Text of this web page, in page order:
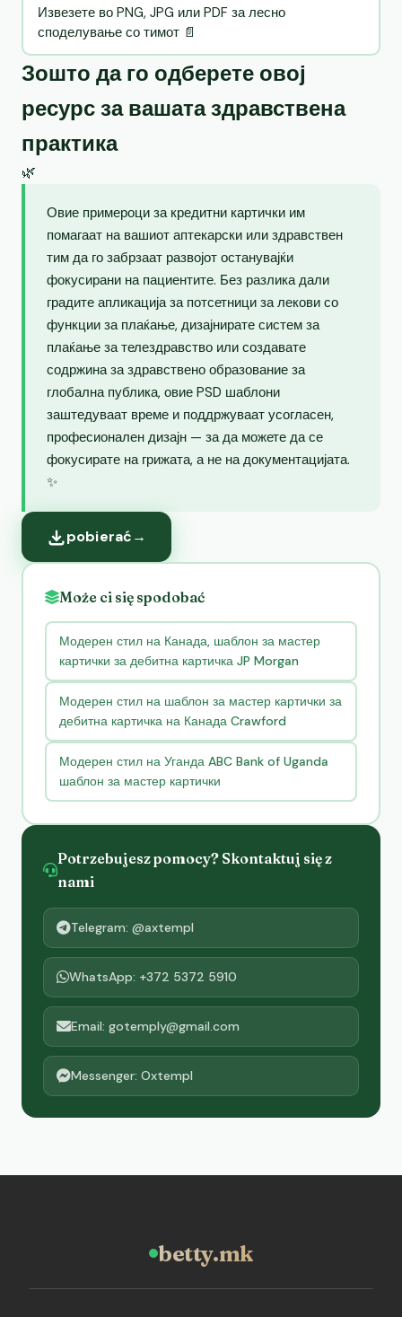
Извезете во PNG, JPG или PDF за лесно
споделување со тимот 📄
Зошто да го одберете овој
ресурс за вашата здравствена
практика
🌿
Овие примероци за кредитни картички им
помагаат на вашиот аптекарски или здравствен
тим да го забрзаат развојот останувајќи
фокусирани на пациентите. Без разлика дали
градите апликација за потсетници за лекови со
функции за плаќање, дизајнирате систем за
плаќање за телездравство или создавате
содржина за здравствено образование за
глобална публика, овие PSD шаблони
заштедуваат време и поддржуваат усогласен,
професионален дизајн — за да можете да се
фокусирате на грижата, а не на документацијата.
✨
pobierać→
Może ci się spodobać
Модерен стил на Канада, шаблон за мастер
картички за дебитна картичка JP Morgan
Модерен стил на шаблон за мастер картички за
дебитна картичка на Канада Crawford
Модерен стил на Уганда ABC Bank of Uganda
шаблон за мастер картички
Potrzebujesz pomocy? Skontaktuj się z
nami
Telegram: @axtempl
WhatsApp: +372 5372 5910
Email: gotemply@gmail.com
Messenger: Oxtempl
betty.mk